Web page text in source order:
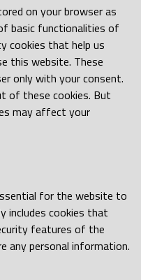
on your browser as
basic functionalities of
cookies that help us
this website. These
only with your consent.
of these cookies. But
may affect your
for the website to
includes cookies that
features of the
any personal information.